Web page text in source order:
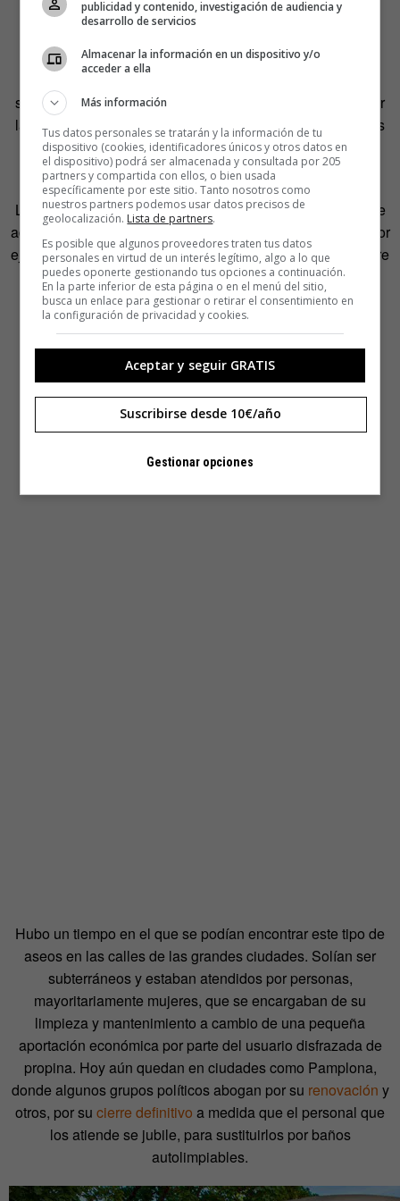
satisfacer nuestras necesidades fisiológicas en nuestras
salimos de ellas y las ganas de plantar un pino o de aliviar
la vejiga te pillan en la calle
. Ahí la cosa se pone algo más
fea y complicada, por eso la importancia de los baños
públicos.
Lo de mear en la calle no solo es una marranada, sino que
además puede afectar seriamente al bolsillo. En Madrid, por
ejemplo, las multas por orinar en la vía pública oscilan entre
los 751 euros y los 1.500, si se es reincidente. Mejor
aguantarse hasta encontrar un lavabo que presumir de
haber hecho la meada más cara de tu vida.
Hubo un tiempo en el que se podían encontrar este tipo de
aseos en las calles de las grandes ciudades. Solían ser
subterráneos y estaban atendidos por personas,
mayoritariamente mujeres, que se encargaban de su
limpieza y mantenimiento a cambio de una pequeña
aportación económica por parte del usuario disfrazada de
propina. Hoy aún quedan en ciudades como Pamplona,
donde algunos grupos políticos abogan por su renovación y
otros, por su cierre definitivo a medida que el personal que
los atiende se jubile, para sustituirlos por baños
autolimpiables.
publicidad y contenido, investigación de audiencia y
desarrollo de servicios
Almacenar la información en un dispositivo y/o
acceder a ella
Más información
Tus datos personales se tratarán y la información de tu
dispositivo (cookies, identificadores únicos y otros datos en
el dispositivo) podrá ser almacenada y consultada por 205
partners y compartida con ellos, o bien usada
específicamente por este sitio. Tanto nosotros como
nuestros partners podemos usar datos precisos de
geolocalización. Lista de partners.
Es posible que algunos proveedores traten tus datos
personales en virtud de un interés legítimo, algo a lo que
puedes oponerte gestionando tus opciones a continuación.
En la parte inferior de esta página o en el menú del sitio,
busca un enlace para gestionar o retirar el consentimiento en
la configuración de privacidad y cookies.
Aceptar y seguir GRATIS
Suscribirse desde 10€/año
Gestionar opciones